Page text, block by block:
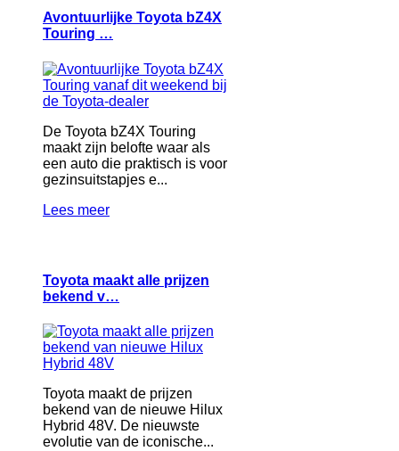
Avontuurlijke Toyota bZ4X
Touring …
De Toyota bZ4X Touring
maakt zijn belofte waar als
een auto die praktisch is voor
gezinsuitstapjes e...
Lees meer
Toyota maakt alle prijzen
bekend v…
Toyota maakt de prijzen
bekend van de nieuwe Hilux
Hybrid 48V. De nieuwste
evolutie van de iconische...